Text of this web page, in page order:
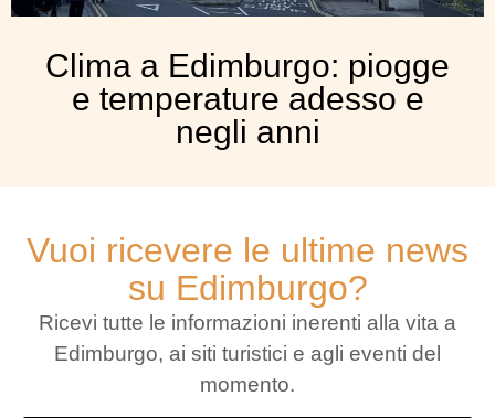
Clima a Edimburgo: piogge
e temperature adesso e
negli anni
Vuoi ricevere le ultime news
su Edimburgo?
Ricevi tutte le informazioni inerenti alla vita a
Edimburgo, ai siti turistici e agli eventi del
momento.